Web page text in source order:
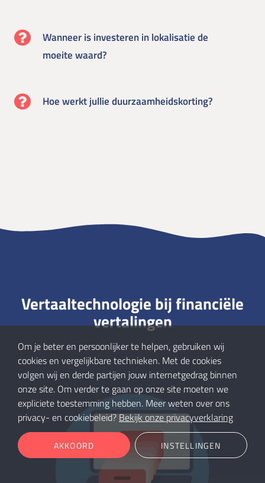
Wanneer is investeren in lokalisatie de
moeite waard?
Hoe werkt jullie duurzaamheidskorting?
Vertaaltechnologie bij financiële
vertalingen
Om je beter en persoonlijker te helpen, gebruiken wij
cookies en vergelijkbare technieken. Met de cookies
volgen wij en derde partijen jouw internetgedrag binnen
onze site. Om verder te gaan op onze site moeten we
expliciete toestemming hebben. Meer weten over ons
privacy- en cookiebeleid?Bekijk onze privacyverklaring
AKKOORD INSTELLINGEN